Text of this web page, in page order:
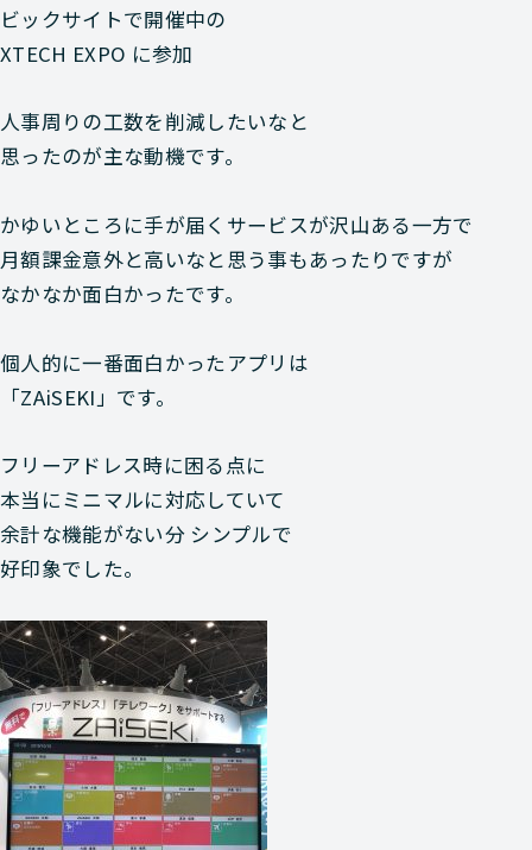
ビックサイトで開催中の
XTECH EXPO に参加
人事周りの工数を削減したいなと
思ったのが主な動機です。
かゆいところに手が届くサービスが沢山ある一方で
月額課金意外と高いなと思う事もあったりですが
なかなか面白かったです。
個人的に一番面白かったアプリは
「ZAiSEKI」です。
フリーアドレス時に困る点に
本当にミニマルに対応していて
余計な機能がない分 シンプルで
好印象でした。